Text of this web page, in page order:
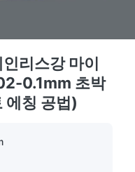
리스강 마이
0.1mm 초박
에칭 공법)